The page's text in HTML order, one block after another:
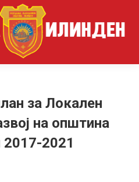
за Локален
на општина
2021